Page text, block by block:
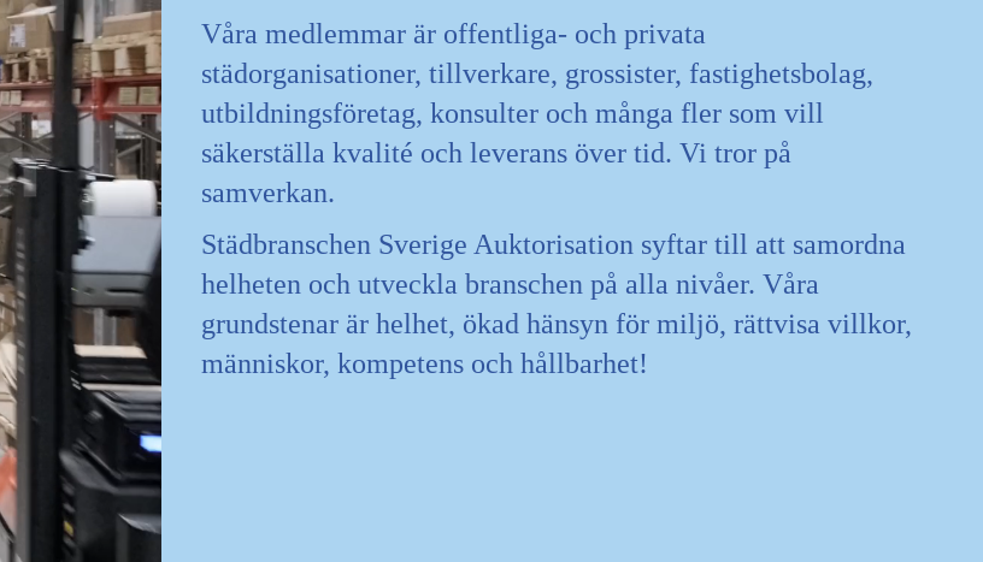
Våra medlemmar är offentliga- och privata
städorganisationer, tillverkare, grossister, fastighetsbolag,
utbildningsföretag, konsulter och många fler som vill
säkerställa kvalité och leverans över tid. Vi tror på
samverkan.
Städbranschen Sverige Auktorisation syftar till att samordna
helheten och utveckla branschen på alla nivåer. Våra
grundstenar är helhet, ökad hänsyn för miljö, rättvisa villkor,
människor, kompetens och hållbarhet!